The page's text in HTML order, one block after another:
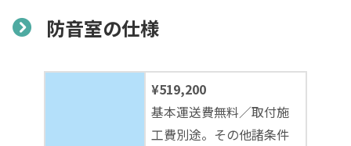
防音室の仕様
¥519,200
基本運送費無料／取付施
工費別途。その他諸条件